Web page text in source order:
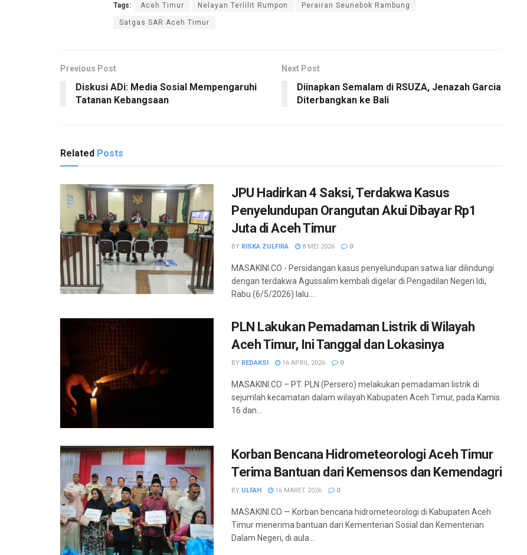
Tags: Aceh Timur Nelayan Terlilit Rumpon Perairan Seunebok Rambung
Satgas SAR Aceh Timur
Previous Post
Diskusi ADi: Media Sosial Mempengaruhi
Tatanan Kebangsaan
Next Post
Diinapkan Semalam di RSUZA, Jenazah Garcia
Diterbangkan ke Bali
Related Posts
JPU Hadirkan 4 Saksi, Terdakwa Kasus
Penyelundupan Orangutan Akui Dibayar Rp1
Juta di Aceh Timur
BY RISKA ZULFIRA 8 MEI 2026 0
MASAKINI.CO - Persidangan kasus penyelundupan satwa liar dilindungi
dengan terdakwa Agussalim kembali digelar di Pengadilan Negeri Idi,
Rabu (6/5/2026) lalu....
PLN Lakukan Pemadaman Listrik di Wilayah
Aceh Timur, Ini Tanggal dan Lokasinya
BY REDAKSI 16 APRIL 2026 0
MASAKINI.CO – PT. PLN (Persero) melakukan pemadaman listrik di
sejumlah kecamatan dalam wilayah Kabupaten Aceh Timur, pada Kamis
16 dan...
Korban Bencana Hidrometeorologi Aceh Timur
Terima Bantuan dari Kemensos dan Kemendagri
BY ULFAH 16 MARET 2026 0
MASAKINI.CO — Korban bencana hidrometeorologi di Kabupaten Aceh
Timur menerima bantuan dari Kementerian Sosial dan Kementerian
Dalam Negeri, di aula...